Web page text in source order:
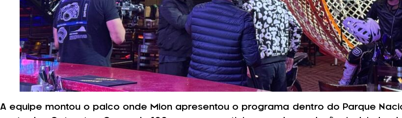
A equipe montou o palco onde Mion apresentou o programa dentro do Parque